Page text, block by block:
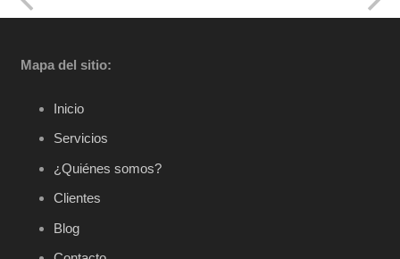
Mapa del sitio:
Inicio
Servicios
¿Quiénes somos?
Clientes
Blog